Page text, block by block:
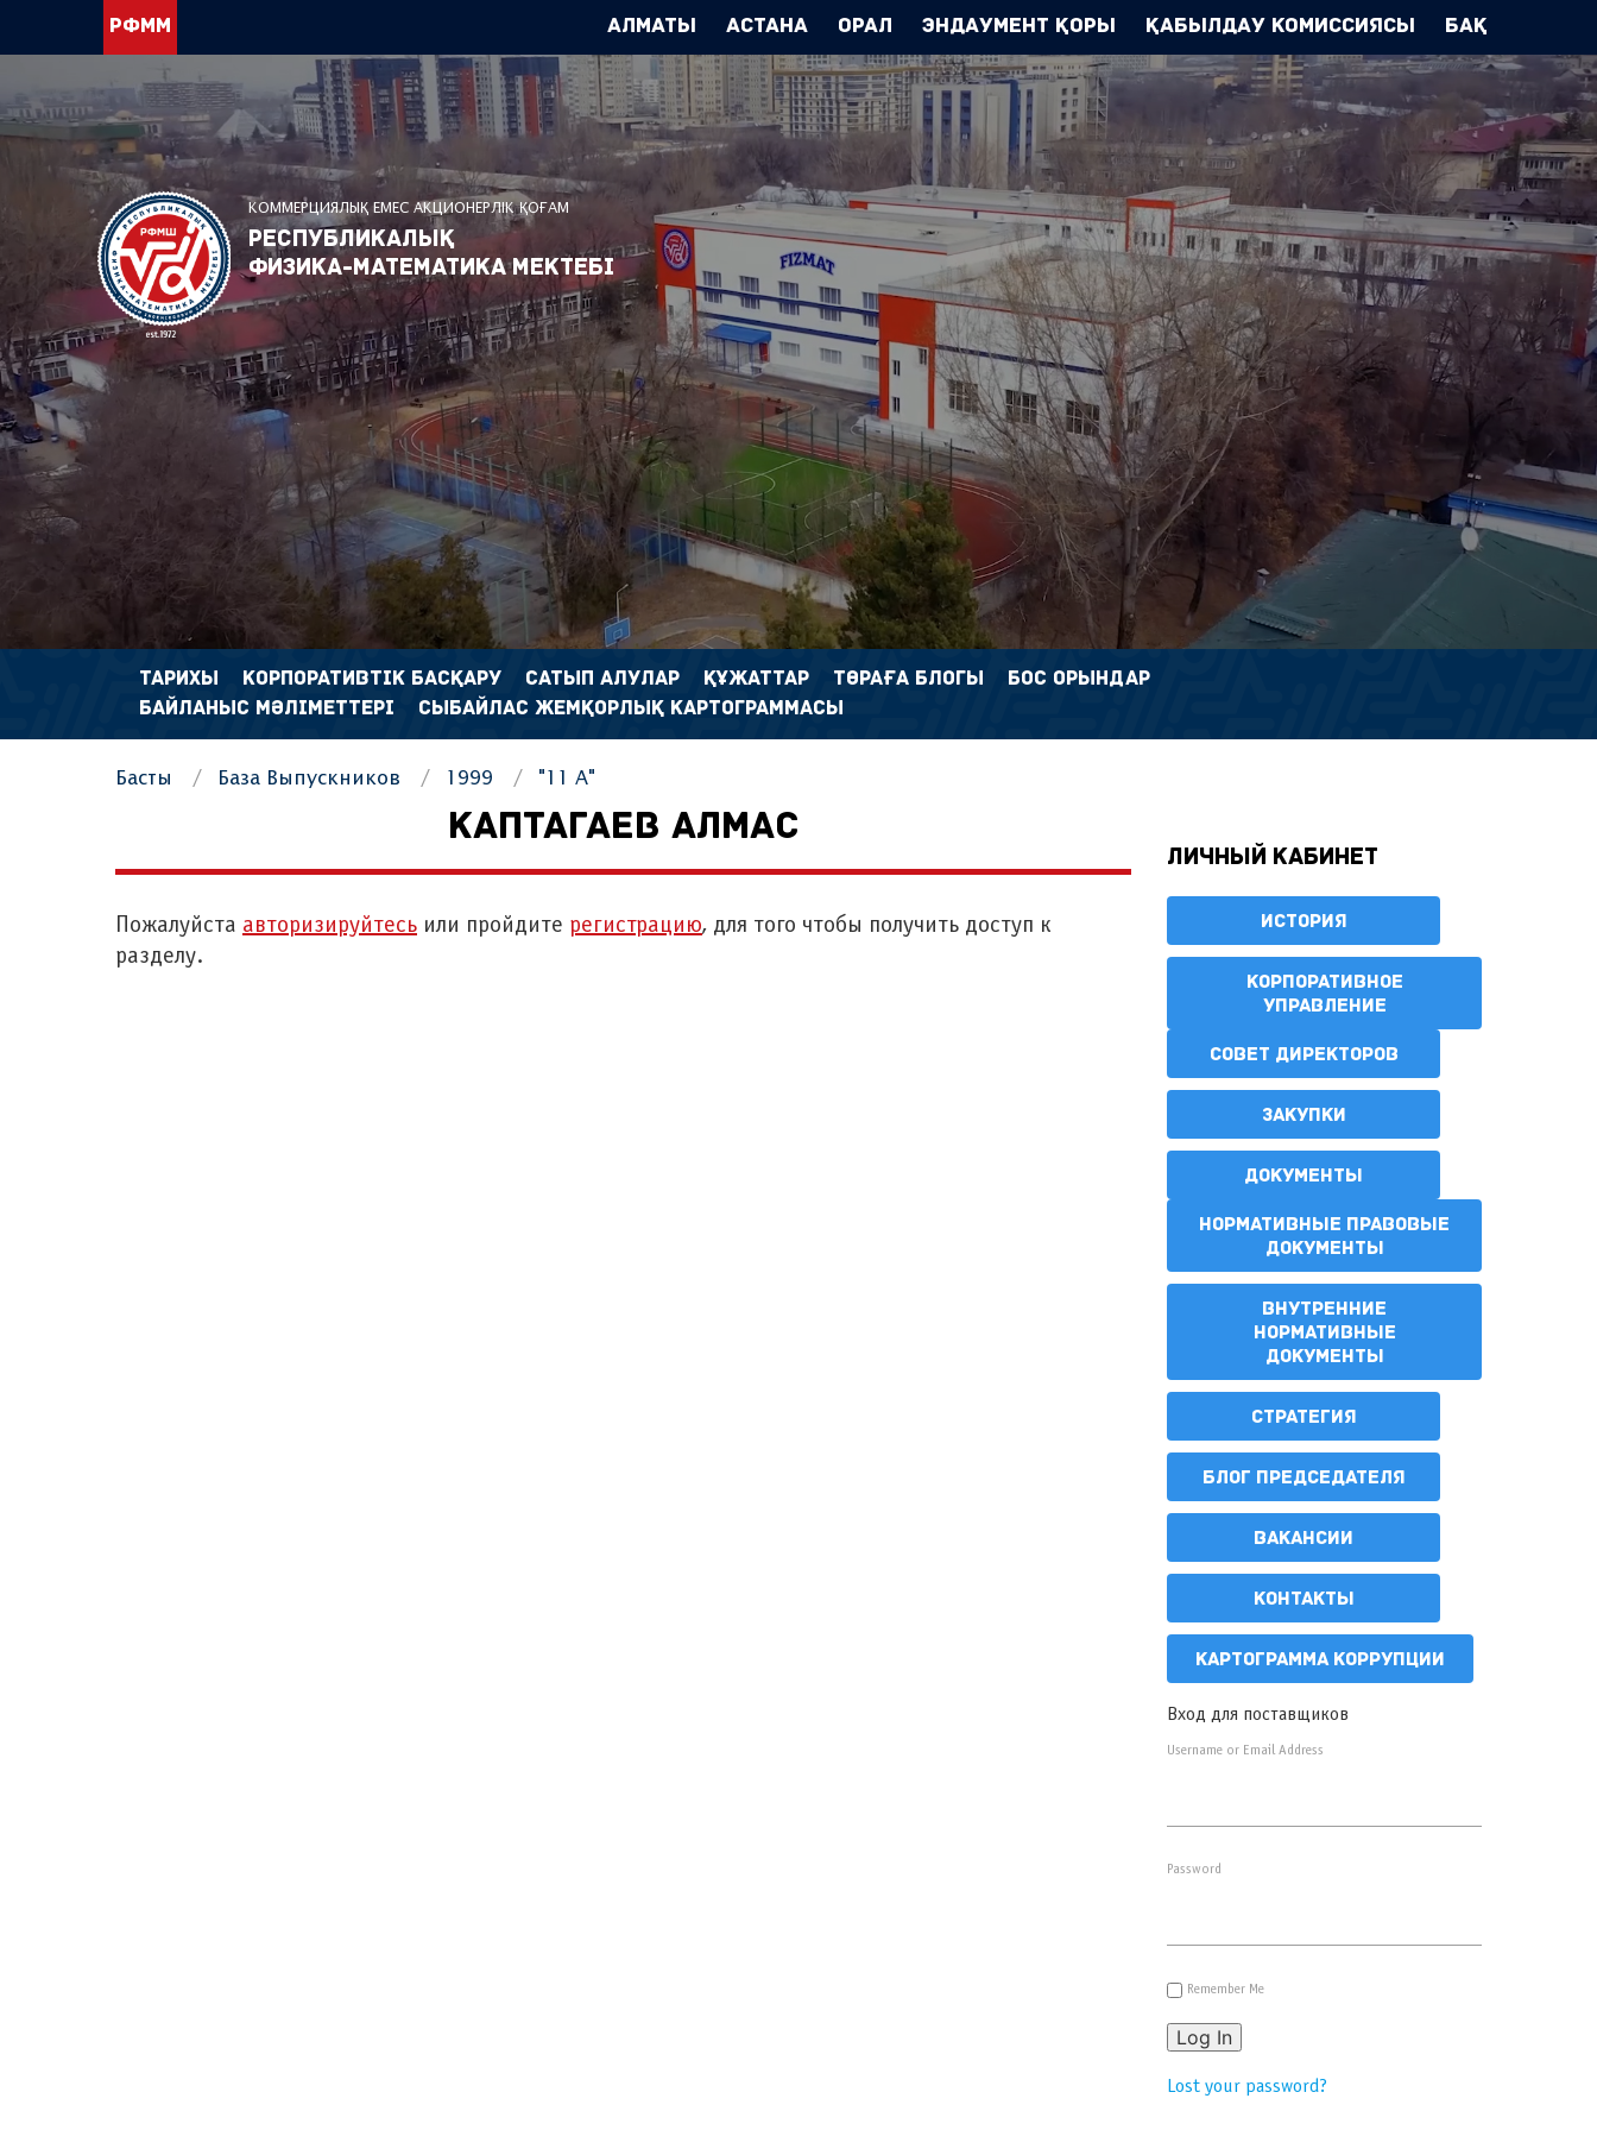
РФММ Алматы Астана Орал Эндаумент Қоры Қабылдау комиссиясы БАҚ
КОММЕРЦИЯЛЫҚ ЕМЕС АКЦИОНЕРЛІК ҚОҒАМ
Республикалық
физика-математика мектебі
ТАРИХЫ КОРПОРАТИВТІК БАСҚАРУ САТЫП АЛУЛАР ҚҰЖАТТАР ТӨРАҒА БЛОГЫ
БОС ОРЫНДАР
БАЙЛАНЫС МӘЛІМЕТТЕРІ
СЫБАЙЛАС ЖЕМҚОРЛЫҚ КАРТОГРАММАСЫ
Басты База Выпускников 1999 "11 A"
КАПТАГАЕВ АЛМАС
Пожалуйста авторизируйтесь или пройдите регистрацию, для того чтобы получить доступ к
разделу.
Личный кабинет
ИСТОРИЯ
КОРПОРАТИВНОЕ
УПРАВЛЕНИЕ
СОВЕТ ДИРЕКТОРОВ
ЗАКУПКИ
ДОКУМЕНТЫ
НОРМАТИВНЫЕ ПРАВОВЫЕ
ДОКУМЕНТЫ
ВНУТРЕННИЕ
НОРМАТИВНЫЕ
ДОКУМЕНТЫ
СТРАТЕГИЯ
БЛОГ ПРЕДСЕДАТЕЛЯ
ВАКАНСИИ
КОНТАКТЫ
КАРТОГРАММА КОРРУПЦИИ
Вход для поставщиков
Username or Email Address
Password
Remember Me
Log In
Lost your password?